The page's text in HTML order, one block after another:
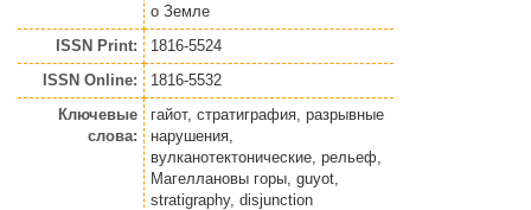
о Земле
ISSN Print:
1816-5524
ISSN Online:
1816-5532
Ключевые
слова:
гайот, стратиграфия, разрывные
нарушения,
вулканотектонические, рельеф,
Магеллановы горы, guyot,
stratigraphy, disjunction